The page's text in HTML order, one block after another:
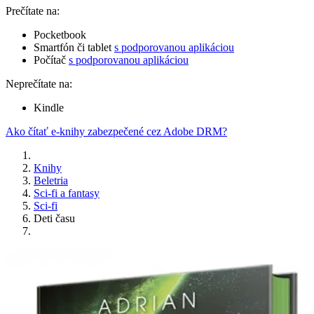
Prečítate na:
Pocketbook
Smartfón či tablet s podporovanou aplikáciou
Počítač s podporovanou aplikáciou
Neprečítate na:
Kindle
Ako čítať e-knihy zabezpečené cez Adobe DRM?
Knihy
Beletria
Sci-fi a fantasy
Sci-fi
Deti času